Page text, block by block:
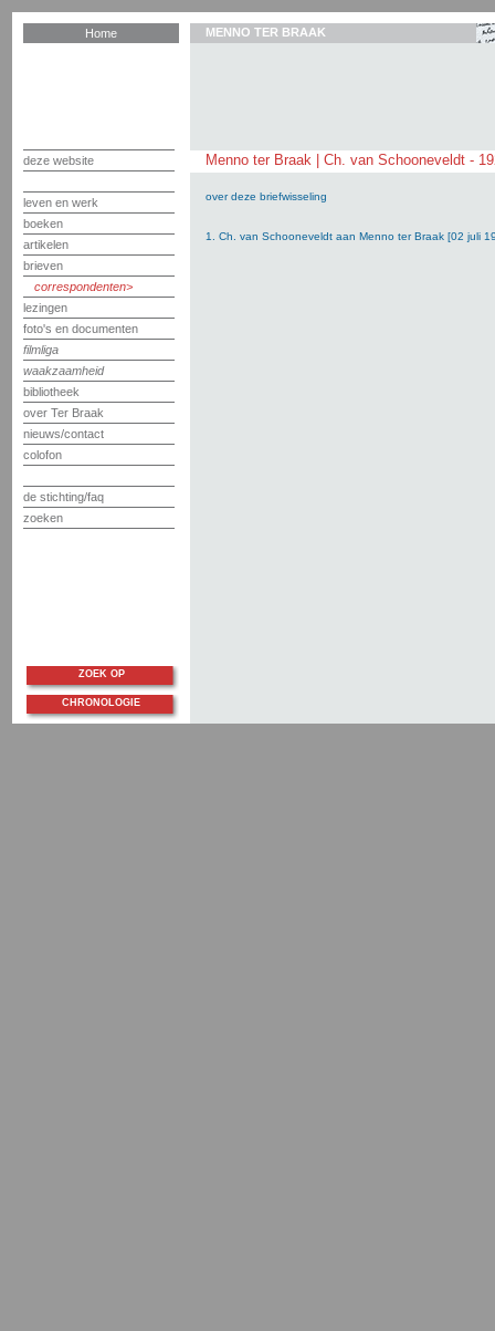
Home
deze website
leven en werk
boeken
artikelen
brieven
correspondenten
lezingen
foto's en documenten
filmliga
waakzaamheid
bibliotheek
over Ter Braak
nieuws/contact
colofon
de stichting/faq
zoeken
MENNO TER BRAAK
Menno ter Braak | Ch. van Schooneveldt -
over deze briefwisseling
1. Ch. van Schooneveldt aan Menno ter Braak [02 juli
ZOEK OP
CHRONOLOGIE